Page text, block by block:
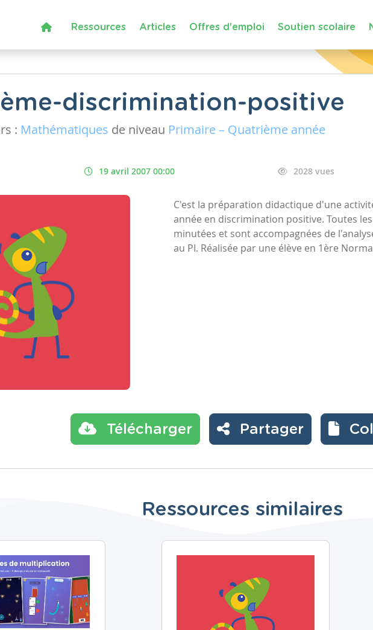
Ressources Articles Offres d'emploi Soutien scolaire
discrimination-positive
: Mathématiques de niveau Primaire – Quatrième année
19 avril 2007 00:00 2028 vues
C'est la préparation didactique d'une
année en discrimination positive. Toutes
minutées et sont accompagnées de
au PI. Réalisée par une élève en 1ère
Télécharger Partager
Ressources similaires